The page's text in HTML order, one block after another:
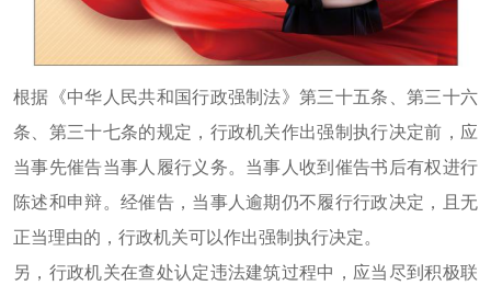
根据《中华人民共和国行政强制法》第三十五条、第三十六
条、第三十七条的规定，行政机关作出强制执行决定前，应
当事先催告当事人履行义务。当事人收到催告书后有权进行
陈述和申辩。经催告，当事人逾期仍不履行行政决定，且无
正当理由的，行政机关可以作出强制执行决定。
另，行政机关在查处认定违法建筑过程中，应当尽到积极联